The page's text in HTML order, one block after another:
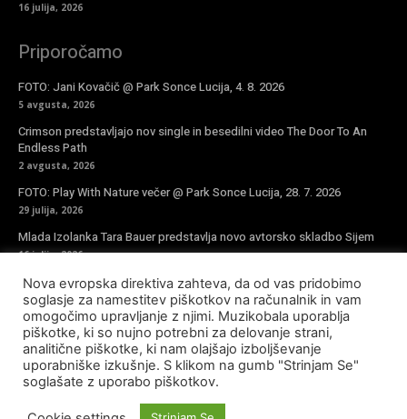
16 julija, 2026
Priporočamo
FOTO: Jani Kovačič @ Park Sonce Lucija, 4. 8. 2026
5 avgusta, 2026
Crimson predstavljajo nov single in besedilni video The Door To An
Endless Path
2 avgusta, 2026
FOTO: Play With Nature večer @ Park Sonce Lucija, 28. 7. 2026
29 julija, 2026
Mlada Izolanka Tara Bauer predstavlja novo avtorsko skladbo Sijem
16 julija, 2026
Vpiši se v novičke
© Copyright - Muzikobala 2023 - Created by
Nova evropska direktiva zahteva, da od vas pridobimo
soglasje za namestitev piškotkov na računalnik in vam
omogočimo upravljanje z njimi. Muzikobala uporablja
piškotke, ki so nujno potrebni za delovanje strani,
analitične piškotke, ki nam olajšajo izboljševanje
uporabniške izkušnje. S klikom na gumb "Strinjam Se"
soglašate z uporabo piškotkov.